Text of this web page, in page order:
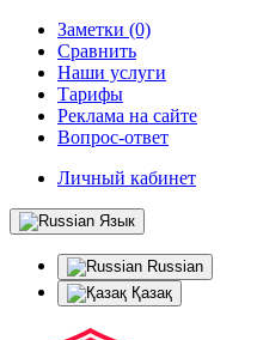
Заметки (0)
Сравнить
Наши услуги
Тарифы
Реклама на сайте
Вопрос-ответ
Личный кабинет
Язык
Russian
Қазақ